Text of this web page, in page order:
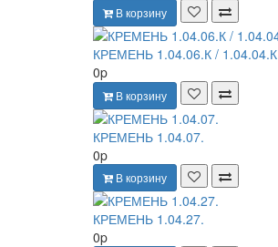
В корзину
КРЕМЕНЬ 1.04.06.К / 1.04.04.К
0p
В корзину
КРЕМЕНЬ 1.04.07.
0p
В корзину
КРЕМЕНЬ 1.04.27.
0p